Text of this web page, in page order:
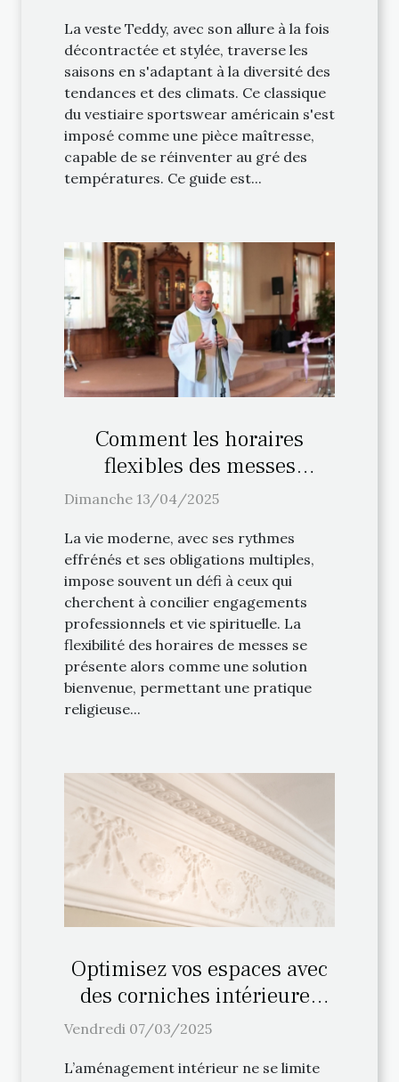
La veste Teddy, avec son allure à la fois
décontractée et stylée, traverse les
saisons en s'adaptant à la diversité des
tendances et des climats. Ce classique
du vestiaire sportswear américain s'est
imposé comme une pièce maîtresse,
capable de se réinventer au gré des
températures. Ce guide est...
Comment les horaires
flexibles des messes
facilitent la pratique
Dimanche 13/04/2025
La vie moderne, avec ses rythmes
effrénés et ses obligations multiples,
impose souvent un défi à ceux qui
cherchent à concilier engagements
professionnels et vie spirituelle. La
flexibilité des horaires de messes se
présente alors comme une solution
bienvenue, permettant une pratique
religieuse...
Optimisez vos espaces avec
des corniches intérieures
haut de gamme
Vendredi 07/03/2025
L’aménagement intérieur ne se limite